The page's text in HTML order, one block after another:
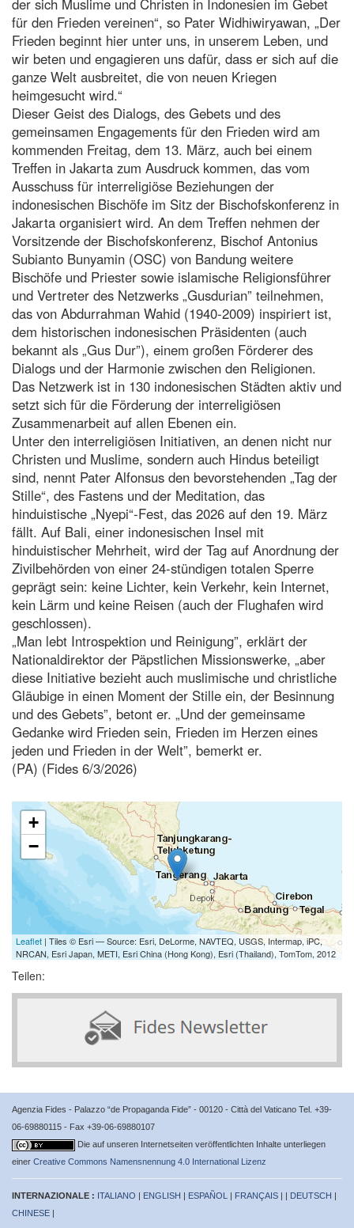
der sich Muslime und Christen in Indonesien im Gebet
für den Frieden vereinen“, so Pater Widhiwiryawan, „Der
Frieden beginnt hier unter uns, in unserem Leben, und
wir beten und engagieren uns dafür, dass er sich auf die
ganze Welt ausbreitet, die von neuen Kriegen
heimgesucht wird.“
Dieser Geist des Dialogs, des Gebets und des
gemeinsamen Engagements für den Frieden wird am
kommenden Freitag, dem 13. März, auch bei einem
Treffen in Jakarta zum Ausdruck kommen, das vom
Ausschuss für interreligiöse Beziehungen der
indonesischen Bischöfe im Sitz der Bischofskonferenz in
Jakarta organisiert wird. An dem Treffen nehmen der
Vorsitzende der Bischofskonferenz, Bischof Antonius
Subianto Bunyamin (OSC) von Bandung weitere
Bischöfe und Priester sowie islamische Religionsführer
und Vertreter des Netzwerks „Gusdurian” teilnehmen,
das von Abdurrahman Wahid (1940-2009) inspiriert ist,
dem historischen indonesischen Präsidenten (auch
bekannt als „Gus Dur”), einem großen Förderer des
Dialogs und der Harmonie zwischen den Religionen.
Das Netzwerk ist in 130 indonesischen Städten aktiv und
setzt sich für die Förderung der interreligiösen
Zusammenarbeit auf allen Ebenen ein.
Unter den interreligiösen Initiativen, an denen nicht nur
Christen und Muslime, sondern auch Hindus beteiligt
sind, nennt Pater Alfonsus den bevorstehenden „Tag der
Stille“, des Fastens und der Meditation, das
hinduistische „Nyepi“-Fest, das 2026 auf den 19. März
fällt. Auf Bali, einer indonesischen Insel mit
hinduistischer Mehrheit, wird der Tag auf Anordnung der
Zivilbehörden von einer 24-stündigen totalen Sperre
geprägt sein: keine Lichter, kein Verkehr, kein Internet,
kein Lärm und keine Reisen (auch der Flughafen wird
geschlossen).
„Man lebt Introspektion und Reinigung”, erklärt der
Nationaldirektor der Päpstlichen Missionswerke, „aber
diese Initiative bezieht auch muslimische und christliche
Gläubige in einen Moment der Stille ein, der Besinnung
und des Gebets”, betont er. „Und der gemeinsame
Gedanke wird Frieden sein, Frieden im Herzen eines
jeden und Frieden in der Welt”, bemerkt er.
(PA) (Fides 6/3/2026)
+
−
Leaflet | Tiles © Esri — Source: Esri, DeLorme, NAVTEQ, USGS, Intermap, iPC,
NRCAN, Esri Japan, METI, Esri China (Hong Kong), Esri (Thailand), TomTom, 2012
Teilen:
Agenzia Fides - Palazzo “de Propaganda Fide” - 00120 - Città del Vaticano Tel. +39-
06-69880115 - Fax +39-06-69880107
Die auf unseren Internetseiten veröffentlichten Inhalte unterliegen
einer Creative Commons Namensnennung 4.0 International Lizenz
INTERNAZIONALE : ITALIANO | ENGLISH | ESPAÑOL | FRANÇAIS | | DEUTSCH |
CHINESE |